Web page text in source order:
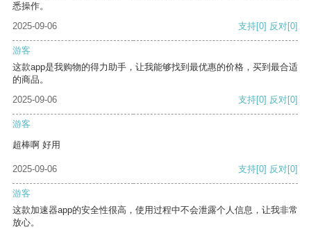
悉操作。
2025-09-06
支持[0] 反对[0]
游客
这款app是我购物的得力助手，让我能够找到最优惠的价格，买到最合适
的商品。
2025-09-06
支持[0] 反对[0]
游客
超棒啊 好用
2025-09-06 支持[0] 反对[0]
游客
这款加速器app的安全性很高，使用过程中不会泄露个人信息，让我非常
放心。